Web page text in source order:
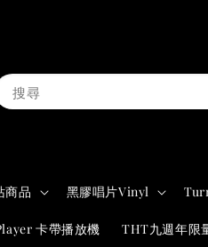
搜尋
商品 黑膠唱片Vinyl
卡帶播放機 THT九週年限